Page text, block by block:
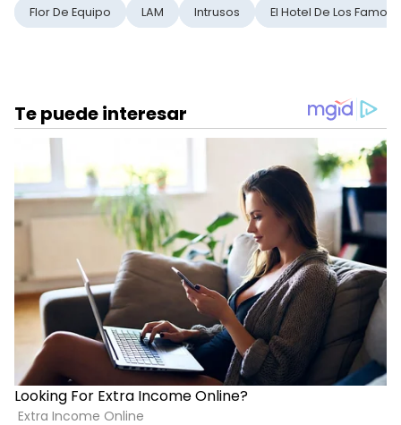
Flor De Equipo LAM Intrusos El Hotel De Los